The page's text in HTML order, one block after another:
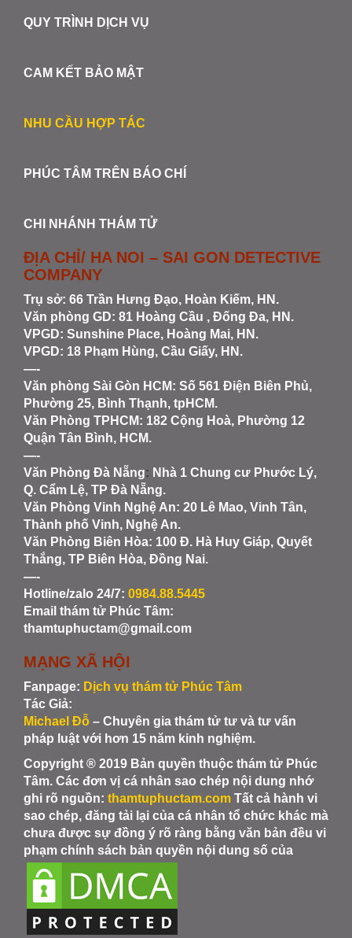
QUY TRÌNH DỊCH VỤ
CAM KẾT BẢO MẬT
NHU CẦU HỢP TÁC
PHÚC TÂM TRÊN BÁO CHÍ
CHI NHÁNH THÁM TỬ
ĐỊA CHỈ/ HA NOI – SAI GON DETECTIVE
COMPANY
Trụ sở: 66 Trần Hưng Đạo, Hoàn Kiếm, HN.
Văn phòng GD: 81 Hoàng Cầu , Đống Đa, HN.
VPGD: Sunshine Place, Hoàng Mai, HN.
VPGD: 18 Phạm Hùng, Cầu Giấy, HN.
—-
Văn phòng Sài Gòn HCM: Số 561 Điện Biên Phủ,
Phường 25, Bình Thạnh, tpHCM.
Văn Phòng TPHCM: 182 Cộng Hoà, Phường 12
Quận Tân Bình, HCM.
—-
Văn Phòng Đà Nẵng: Nhà 1 Chung cư Phước Lý,
Q. Cẩm Lệ, TP Đà Nẵng.
Văn Phòng Vinh Nghệ An: 20 Lê Mao, Vinh Tân,
Thành phố Vinh, Nghệ An.
Văn Phòng Biên Hòa: 100 Đ. Hà Huy Giáp, Quyết
Thắng, TP Biên Hòa, Đồng Nai.
—-
Hotline/zalo 24/7: 0984.88.5445
Email thám tử Phúc Tâm:
thamtuphuctam@gmail.com
MẠNG XÃ HỘI
Fanpage: Dịch vụ thám tử Phúc Tâm
Tác Giả:
Michael Đỗ – Chuyên gia thám tử tư và tư vấn
pháp luật với hơn 15 năm kinh nghiệm.
Copyright ® 2019 Bản quyền thuộc thám tử Phúc
Tâm. Các đơn vị cá nhân sao chép nội dung nhớ
ghi rõ nguồn: thamtuphuctam.com Tất cả hành vi
sao chép, đăng tải lại của cá nhân tổ chức khác mà
chưa được sự đồng ý rõ ràng bằng văn bản đều vi
phạm chính sách bản quyền nội dung số của